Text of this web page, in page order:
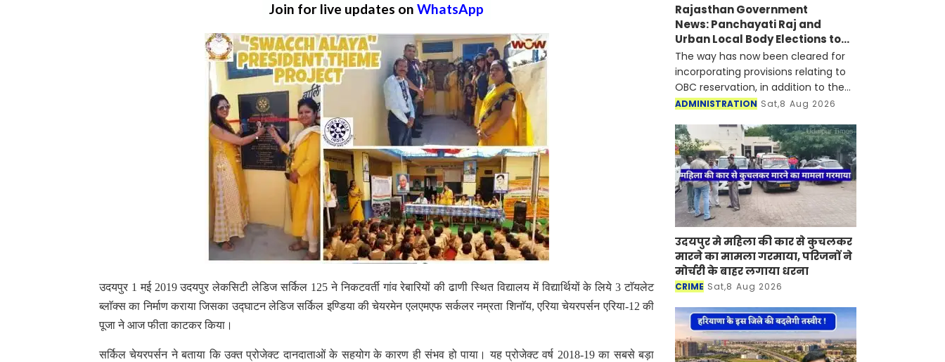
Join for live updates on WhatsApp
उदयपुर 1 मई 2019 उदयपुर लेकसिटी लेडिज सर्किल 125 ने निकटवर्ती गांव रेबारियों की ढाणी स्थित विद्यालय में विद्यार्थियों के लिये 3 टाॅयलेट
ब्लाॅक्स का निर्माण कराया जिसका उद्घाटन लेडिज सर्किल इण्डिया की चेयरमेन एलएमएफ सर्कलर नम्रता शिनाॅय, एरिया चेयरपर्सन एरिया-12 की
पूजा ने आज फीता काटकर किया।
सर्किल चेयरपर्सन ने बताया कि उक्त प्रोजेक्ट दानदाताओं के सहयोग के कारण ही संभव हो पाया। यह प्रोजेक्ट वर्ष 2018-19 का सबसे बड़ा
Rajasthan Government
News: Panchayati Raj and
Urban Local Body Elections to
be Held under 'One State-One
Election' Framework
The way has now been cleared for
incorporating provisions relating to
OBC reservation, in addition to the
existing provisions for Scheduled
ADMINISTRATION Sat,8 Aug 2026
उदयपुर मे महिला की कार से कुचलकर
मारने का मामला गरमाया, परिजनों ने
मोर्चरी के बाहर लगाया धरना
CRIME Sat,8 Aug 2026